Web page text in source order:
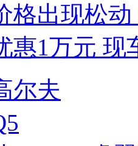
格出现松
惠1万元 现
尔夫